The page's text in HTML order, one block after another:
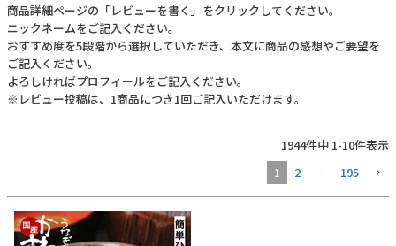
商品詳細ページの「レビューを書く」をクリックしてください。
ニックネームをご記入ください。
おすすめ度を5段階から選択していただき、本文に商品の感想やご要望を
ご記入ください。
よろしければプロフィールをご記入ください。
※レビュー投稿は、1商品につき1回ご記入いただけます。
1944件中 1-10件表示
1
2 … 195
特典付きカタログ請求
ふるさと納税
地元和歌山の逸品
うなぎ屋かわすいについて